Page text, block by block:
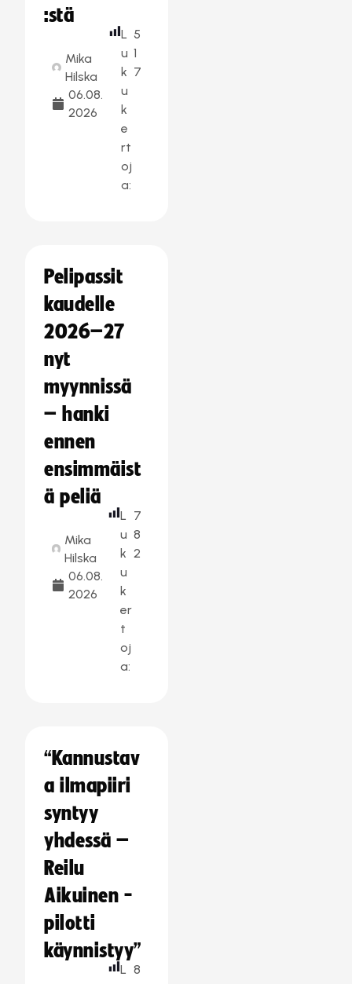
:stä
Mika
Hilska
06.08.
2026
L
u
k
u
k
e
rt
oj
a:
5
1
7
Pelipassit
kaudelle
2026–27
nyt
myynnissä
– hanki
ennen
ensimmäist
ä peliä
Mika
Hilska
06.08.
2026
L
u
k
u
k
er
t
oj
a:
7
8
2
“Kannustav
a ilmapiiri
syntyy
yhdessä –
Reilu
Aikuinen -
pilotti
käynnistyy”
L 8